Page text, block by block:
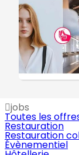
jobs
Toutes les
Restauration
Restauration
Évènementiel